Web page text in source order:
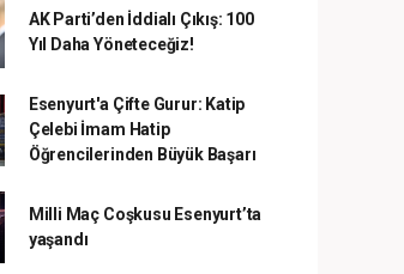
AK Parti’den İddialı Çıkış: 100
Yıl Daha Yöneteceğiz!
Esenyurt'a Çifte Gurur: Katip
Çelebi İmam Hatip
Öğrencilerinden Büyük Başarı
Milli Maç Coşkusu Esenyurt’ta
yaşandı